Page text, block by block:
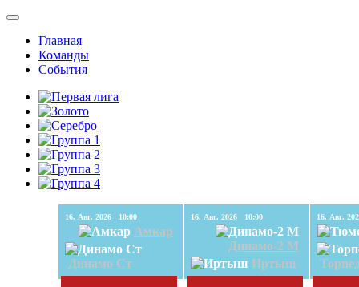
Главная
Команды
События
16. Авг. 2026 10:00
Амкар
Динамо Ст
16. Авг. 2026 10:00
Динамо-2 М
Иртыш